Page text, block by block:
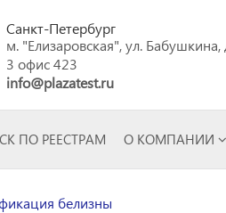
Санкт-Петербург
м. "Елизаровская", ул. Бабушкина,
3 офис 423
info@plazatest.ru
ПО РЕЕСТРАМ О КОМПАНИИ
белизны